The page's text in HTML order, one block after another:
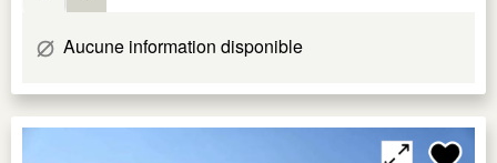
Aucune information disponible